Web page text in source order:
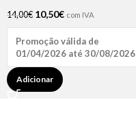
14,00€ 10,50€ com IVA
Promoção válida de
01/04/2026 até 30/08/2026
Adicionar